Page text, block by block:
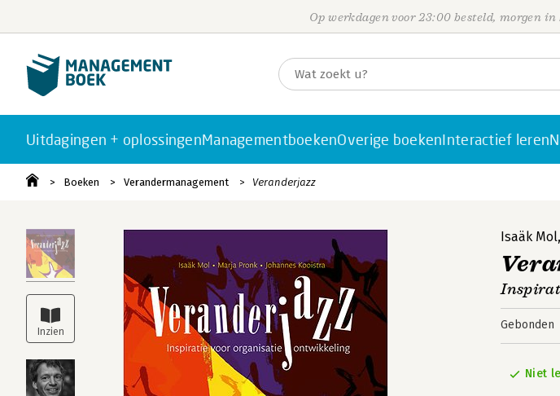
Op werkdagen voor 23:00 besteld, morgen in
Uitdagingen + oplossingenManagementboekenOverige boekenInteractief leren
Boeken Verandermanagement Veranderjazz
Isaäk Mol,
Gebonden
Niet